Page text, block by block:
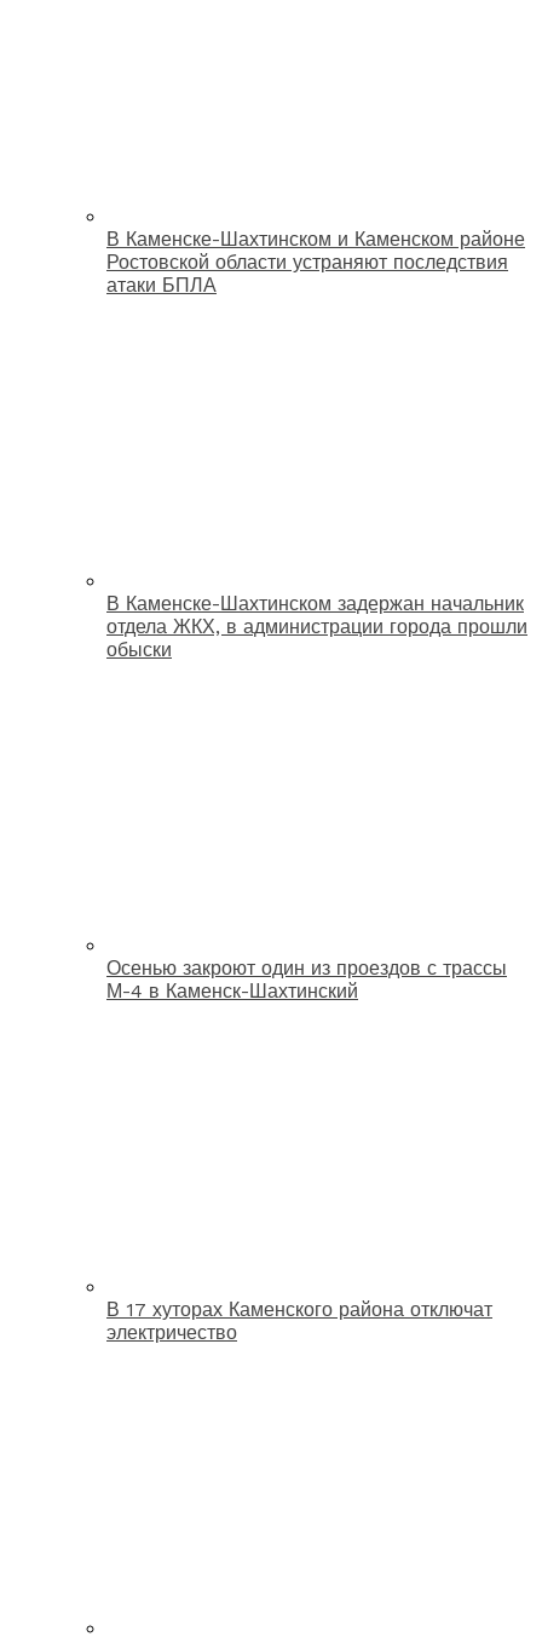
В Каменске-Шахтинском и Каменском районе
Ростовской области устраняют последствия
атаки БПЛА
В Каменске-Шахтинском задержан начальник
отдела ЖКХ, в администрации города прошли
обыски
Осенью закроют один из проездов с трассы
М-4 в Каменск-Шахтинский
В 17 хуторах Каменского района отключат
электричество